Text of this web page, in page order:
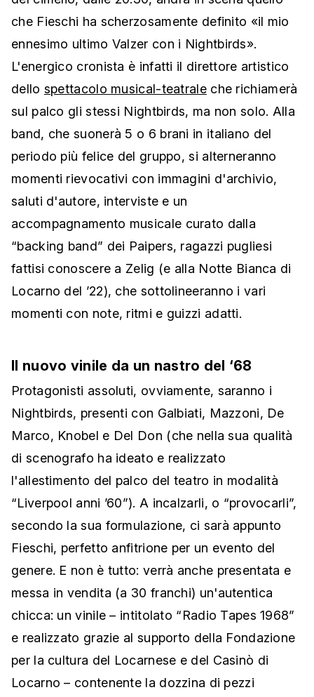
che Fieschi ha scherzosamente definito «il mio
ennesimo ultimo Valzer con i Nightbirds».
L'energico cronista è infatti il direttore artistico
dello spettacolo musical-teatraleche richiamerà
sul palco gli stessi Nightbirds, ma non solo. Alla
band, che suonerà 5 o 6 brani in italiano del
periodo più felice del gruppo, si alterneranno
momenti rievocativi con immagini d'archivio,
saluti d'autore, interviste e un
accompagnamento musicale curato dalla
“backing band” dei Paipers, ragazzi pugliesi
fattisi conoscere a Zelig (e alla Notte Bianca di
Locarno del ’22), che sottolineeranno i vari
momenti con note, ritmi e guizzi adatti.
Il nuovo vinile da un nastro del ‘68
Protagonisti assoluti, ovviamente, saranno i
Nightbirds, presenti con Galbiati, Mazzoni, De
Marco, Knobel e Del Don (che nella sua qualità
di scenografo ha ideato e realizzato
l'allestimento del palco del teatro in modalità
“Liverpool anni ’60”). A incalzarli, o “provocarli”,
secondo la sua formulazione, ci sarà appunto
Fieschi, perfetto anfitrione per un evento del
genere. E non è tutto: verrà anche presentata e
messa in vendita (a 30 franchi) un'autentica
chicca: un vinile – intitolato “Radio Tapes 1968”
e realizzato grazie al supporto della Fondazione
per la cultura del Locarnese e del Casinò di
Locarno – contenente la dozzina di pezzi